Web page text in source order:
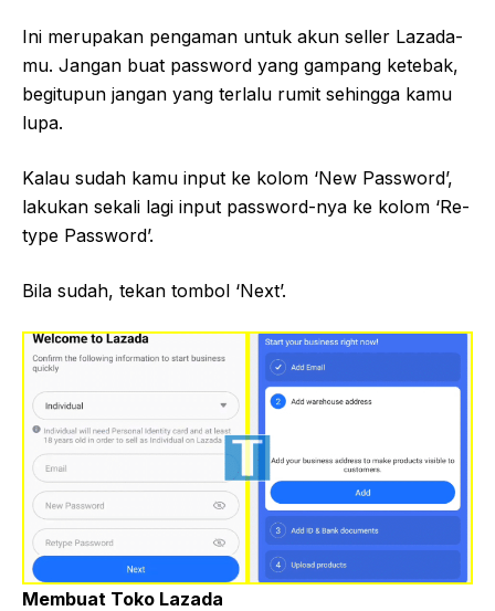
Ini merupakan pengaman untuk akun seller Lazada-
mu. Jangan buat password yang gampang ketebak,
begitupun jangan yang terlalu rumit sehingga kamu
lupa.
Kalau sudah kamu input ke kolom ‘New Password’,
lakukan sekali lagi input password-nya ke kolom ‘Re-
type Password’.
Bila sudah, tekan tombol ‘Next’.
Membuat Toko Lazada